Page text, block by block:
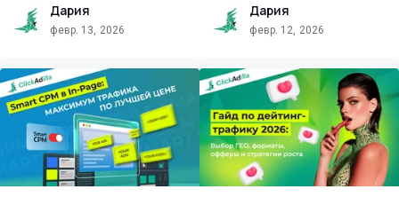
Дария
февр. 13, 2026
Дария
февр. 12, 2026